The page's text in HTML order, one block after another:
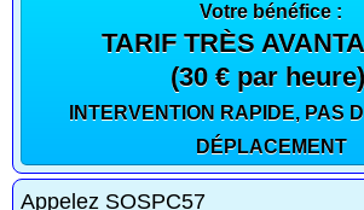
Votre bénéfice :
TARIF TRÈS
(30 € par
INTERVENTION RAPIDE, PAS
DÉPLACEMENT
Appelez SOSPC57